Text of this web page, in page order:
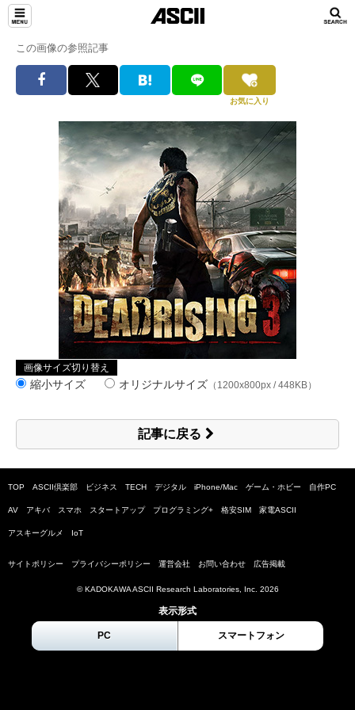
この画像の参照記事
お気に入り
画像サイズ切り替え
縮小サイズ オリジナルサイズ （1200x800px / 448KB）
記事に戻る
TOP ASCII倶楽部 ビジネス TECH デジタル iPhone/Mac ゲーム・ホビー 自作PC
AV アキバ スマホ スタートアップ プログラミング+ 格安SIM 家電ASCII
アスキーグルメ IoT
サイトポリシー プライバシーポリシー 運営会社 お問い合わせ 広告掲載
© KADOKAWA ASCII Research Laboratories, Inc. 2026
表示形式
PC スマートフォン